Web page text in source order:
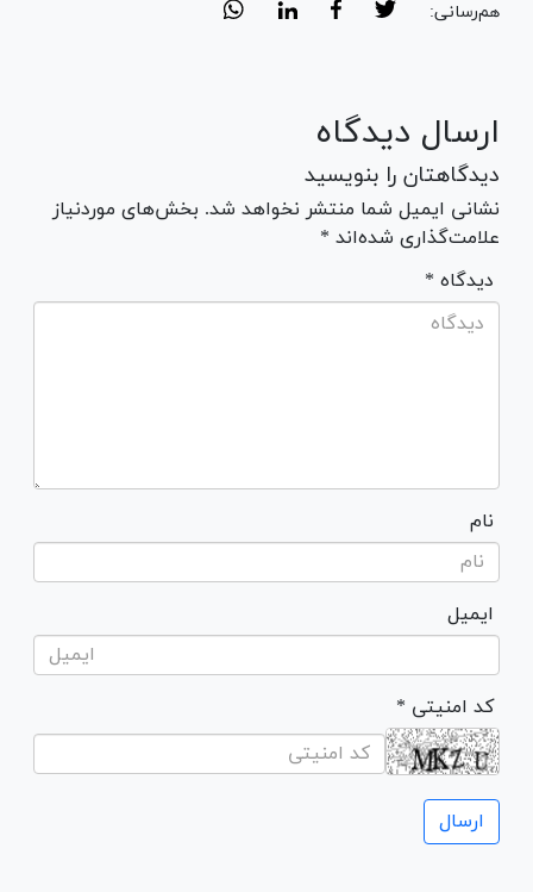
هم‌رسانی:
ارسال دیدگاه
دیدگاهتان را بنویسید
نشانی ایمیل شما منتشر نخواهد شد. بخش‌های موردنیاز
علامت‌گذاری شده‌اند *
* دیدگاه
نام
ایمیل
* کد امنیتی